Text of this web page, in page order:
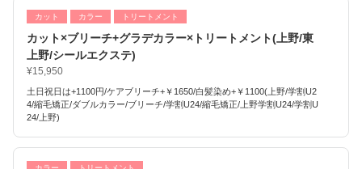
カット カラー トリートメント
カット×ブリーチ+グラデカラー×トリートメント(上野/東
上野/シールエクステ)
¥15,950
土日祝日は+1100円/ケアブリーチ+￥1650/白髪染め+￥1100(上野/学割U2
4/縮毛矯正/ダブルカラー/ブリーチ/学割U24/縮毛矯正/上野学割U24/学割U
24/上野)